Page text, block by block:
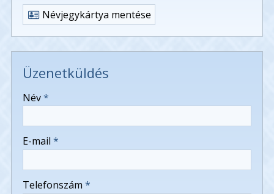
Névjegykártya mentése
Üzenetküldés
Név*
E-mail *
Telefonszám *